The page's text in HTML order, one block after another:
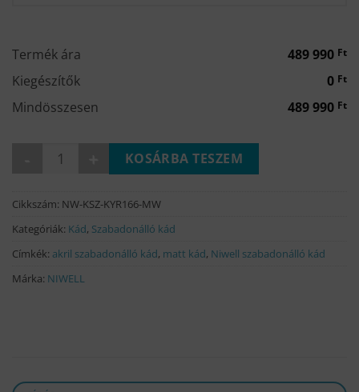
Termék ára 489 990 Ft
Kiegészítők 0 Ft
Mindösszesen 489 990 Ft
KYRA matt fehér szabadonálló kád 160x75 mennyiség
KOSÁRBA TESZEM
Cikkszám: NW-KSZ-KYR166-MW
Kategóriák: Kád, Szabadonálló kád
Címkék: akril szabadonálló kád, matt kád, Niwell szabadonálló kád
Márka: NIWELL